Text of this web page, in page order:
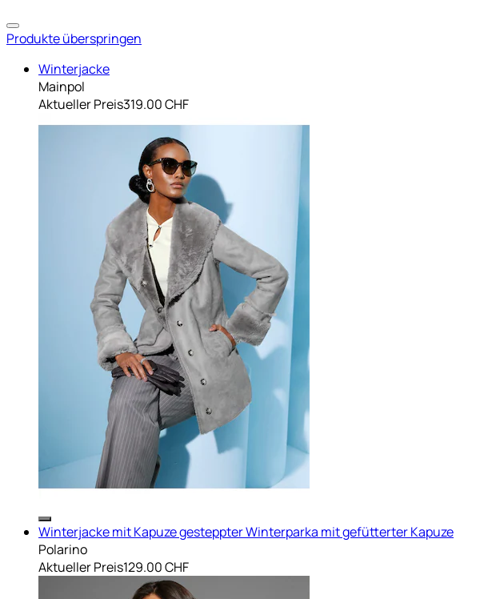
Produkte überspringen
Winterjacke
Mainpol
Aktueller Preis319.00 CHF
Winterjacke mit Kapuze gesteppter Winterparka mit gefütterter Kapuze
Polarino
Aktueller Preis129.00 CHF